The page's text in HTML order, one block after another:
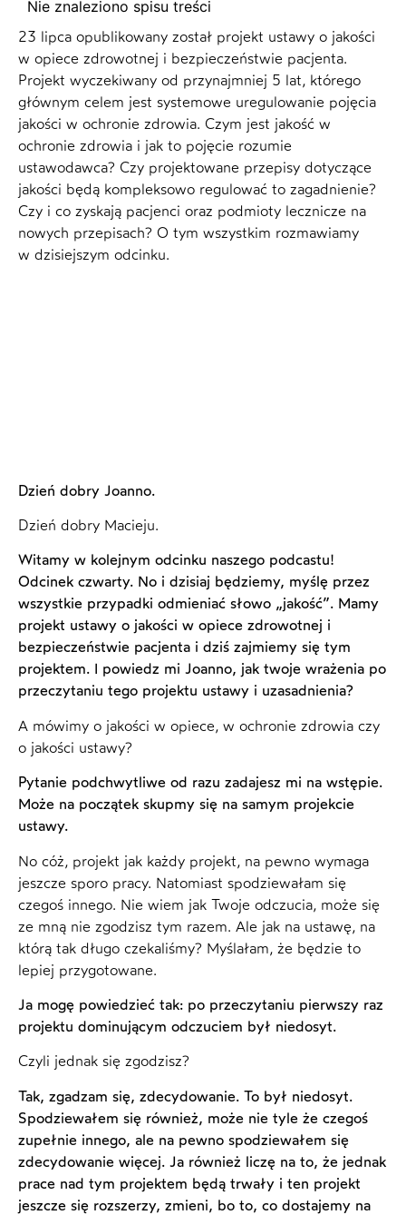
Nie znaleziono spisu treści
23 lipca opublikowany został projekt ustawy o jakości
w opiece zdrowotnej i bezpieczeństwie pacjenta.
Projekt wyczekiwany od przynajmniej 5 lat, którego
głównym celem jest systemowe uregulowanie pojęcia
jakości w ochronie zdrowia. Czym jest jakość w
ochronie zdrowia i jak to pojęcie rozumie
ustawodawca? Czy projektowane przepisy dotyczące
jakości będą kompleksowo regulować to zagadnienie?
Czy i co zyskają pacjenci oraz podmioty lecznicze na
nowych przepisach? O tym wszystkim rozmawiamy
w dzisiejszym odcinku.
Dzień dobry Joanno.
Dzień dobry Macieju.
Witamy w kolejnym odcinku naszego podcastu!
Odcinek czwarty. No i dzisiaj będziemy, myślę przez
wszystkie przypadki odmieniać słowo „jakość”. Mamy
projekt ustawy o jakości w opiece zdrowotnej i
bezpieczeństwie pacjenta i dziś zajmiemy się tym
projektem. I powiedz mi Joanno, jak twoje wrażenia po
przeczytaniu tego projektu ustawy i uzasadnienia?
A mówimy o jakości w opiece, w ochronie zdrowia czy
o jakości ustawy?
Pytanie podchwytliwe od razu zadajesz mi na wstępie.
Może na początek skupmy się na samym projekcie
ustawy.
No cóż, projekt jak każdy projekt, na pewno wymaga
jeszcze sporo pracy. Natomiast spodziewałam się
czegoś innego. Nie wiem jak Twoje odczucia, może się
ze mną nie zgodzisz tym razem. Ale jak na ustawę, na
którą tak długo czekaliśmy? Myślałam, że będzie to
lepiej przygotowane.
Ja mogę powiedzieć tak: po przeczytaniu pierwszy raz
projektu dominującym odczuciem był niedosyt.
Czyli jednak się zgodzisz?
Tak, zgadzam się, zdecydowanie. To był niedosyt.
Spodziewałem się również, może nie tyle że czegoś
zupełnie innego, ale na pewno spodziewałem się
zdecydowanie więcej. Ja również liczę na to, że jednak
prace nad tym projektem będą trwały i ten projekt
jeszcze się rozszerzy, zmieni, bo to, co dostajemy na